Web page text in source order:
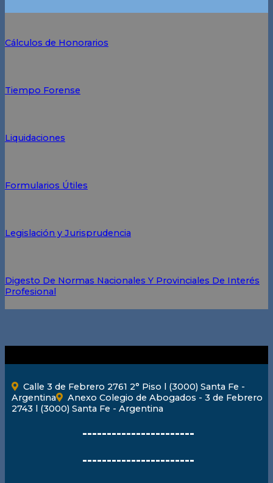
Cálculos de Honorarios
Tiempo Forense
Liquidaciones
Formularios Útiles
Legislación y Jurisprudencia
Digesto De Normas Nacionales Y Provinciales De Interés
Profesional
Calle 3 de Febrero 2761 2° Piso l (3000) Santa Fe -
Argentina
Anexo Colegio de Abogados - 3 de Febrero
2743 l (3000) Santa Fe - Argentina
-----------------------
-----------------------